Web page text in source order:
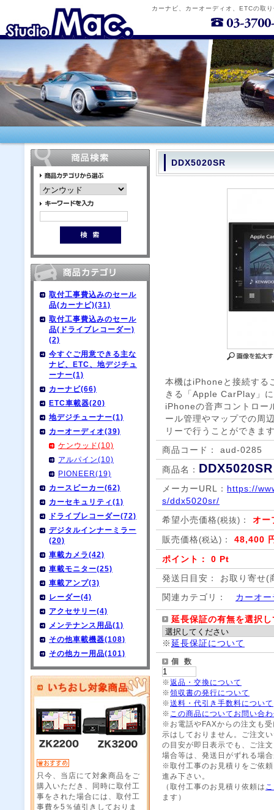
カーナビ、カーオーディオ、ETCの取
取付工事費込みのセール
品(カーナビ)(31)
取付工事費込みのセール
品(ドライブレコーダー)
(2)
今すぐご用意できる主な
ナビ、ETC、地デジチュ
ーナー(1)
カーナビ(66)
ETC車載器(20)
地デジチューナー(1)
カーオーディオ(39)
ケンウッド(10)
アルパイン(10)
PIONEER(19)
カースピーカー(62)
カーセキュリティ(1)
ドライブレコーダー(72)
デジタルインナーミラー
(20)
車載カメラ(42)
車載モニター(25)
車載アンプ(3)
レーダー(4)
アクセサリー(4)
メンテナンス用品(1)
その他車載機器(108)
その他カー用品(101)
只今、当店にて対象商品をご
購入いただき、同時に取付工
事をされた場合には、取付工
事費を5％値引きしておりま
DDX5020SR
本機はiPhoneと接続する
きる「Apple CarPlay」
iPhoneの音声コントロー
ール管理やマップでの周
リーで行うことができま
商品コード： aud-0285
商品名： DDX5020SR
メーカーURL： https://
s/ddx5020sr/
希望小売価格(税抜) ： オー
販売価格(税込) ： 48,400
ポイント： 0 Pt
発送日目安： お取り寄せ(
関連カテゴリ：
カーオ
延長保証の有無を選択
※延長保証について
個 数
※返品・交換について
※領収書の発行について
※送料・代引き手数料について
※ この商品についてお問い合
※お電話やFAXからの注文も
示はしておりません。ご注文
の目安が即日表示でも、ご注
場合等は、発送日がずれる場
※取付工事のお見積りをご依
進み下さい。
（取付工事のお見積り依頼は
ます）